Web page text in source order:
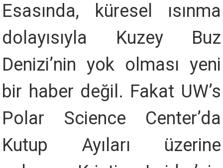
Esasında, küresel ısınma
dolayısıyla Kuzey Buz
Denizi’nin yok olması yeni
bir haber değil. Fakat UW’s
Polar Science Center’da
Kutup Ayıları üzerine